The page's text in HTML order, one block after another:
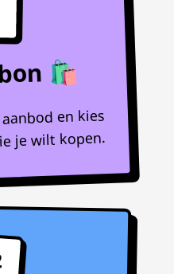
🛍️
en kies
je wilt kopen.